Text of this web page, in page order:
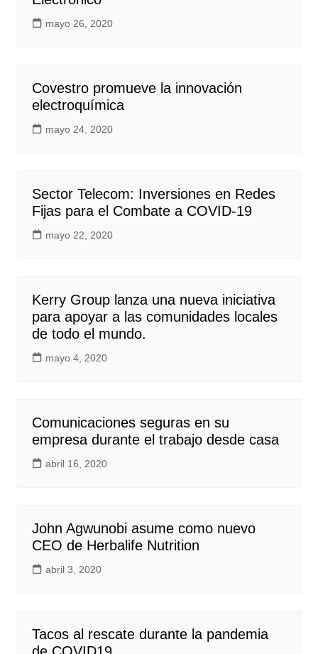
mayo 26, 2020
Covestro promueve la innovación
electroquímica
mayo 24, 2020
Sector Telecom: Inversiones en Redes
Fijas para el Combate a COVID-19
mayo 22, 2020
Kerry Group lanza una nueva iniciativa
para apoyar a las comunidades locales
de todo el mundo.
mayo 4, 2020
Comunicaciones seguras en su
empresa durante el trabajo desde casa
abril 16, 2020
John Agwunobi asume como nuevo
CEO de Herbalife Nutrition
abril 3, 2020
Tacos al rescate durante la pandemia